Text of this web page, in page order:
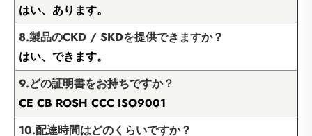
はい、あります。
8.製品のCKD / SKDを提供できますか？
はい、できます。
9.どの証明書をお持ちですか？
CE CB ROSH CCC ISO9001
10.配達時間はどのくらいですか？